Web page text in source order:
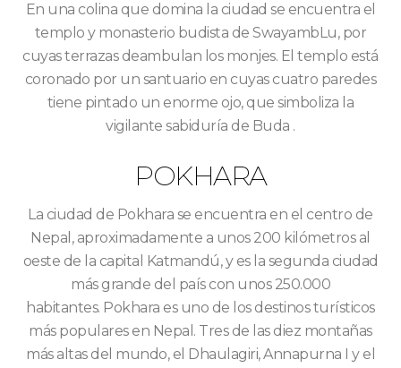
En una colina que domina la ciudad se encuentra el
templo y monasterio budista de SwayambLu, por
cuyas terrazas deambulan los monjes. El templo está
coronado por un santuario en cuyas cuatro paredes
tiene pintado un enorme ojo, que simboliza la
vigilante sabiduría de Buda .
POKHARA
La ciudad de Pokhara se encuentra en el centro de
Nepal, aproximadamente a unos 200 kilómetros al
oeste de la capital Katmandú, y es la segunda ciudad
más grande del país con unos 250.000
habitantes. Pokhara es uno de los destinos turísticos
más populares en Nepal. Tres de las diez montañas
más altas del mundo, el Dhaulagiri, Annapurna I y el